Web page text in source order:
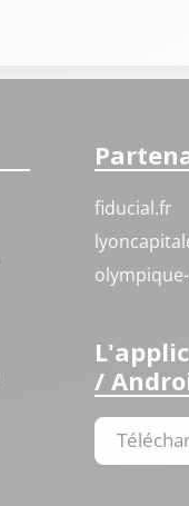
fiducial.fr
/